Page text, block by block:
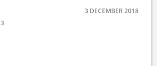
3 DECEMBER 2018
3